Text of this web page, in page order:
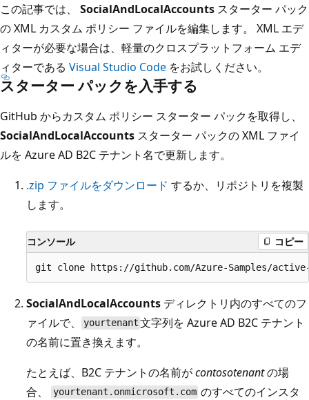
この記事では、 SocialAndLocalAccounts スターター パック
の XML カスタム ポリシー ファイルを編集します。 XML エデ
ィターが必要な場合は、軽量のクロスプラットフォーム エデ
ィターである Visual Studio Code をお試しください。
スターター パックを入手する
GitHub からカスタム ポリシー スターター パックを取得し、
SocialAndLocalAccounts スターター パックの XML ファイ
ルを Azure AD B2C テナント名で更新します。
.zip ファイルをダウンロード するか、リポジトリを複製
します。
コンソール コピー
SocialAndLocalAccounts ディレクトリ内のすべてのフ
ァイルで、
yourtenant 文字列を Azure AD B2C テナント
の名前に置き換えます。
たとえば、B2C テナントの名前がcontosotenantの場
合、
yourtenant.onmicrosoft.com のすべてのインスタ